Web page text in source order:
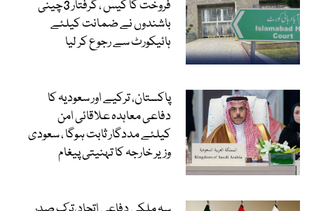
فروخت کا کیس ، گرفتار 3چینی
باشندوں نے ضمانت کیلئے
ہائیکورٹ سے رجوع کر لیا
پاکستان، ترکیے اور سعودیہ کا
دفاعی معاہدہ علاقائی امن
کیلئے مددگار ثابت ہوگا ، سعودی
وزیر خارجہ کا تہنیتی پیغام